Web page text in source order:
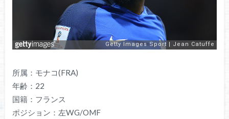
所属：モナコ(FRA)
年齢：22
国籍：フランス
ポジション：左WG/OMF